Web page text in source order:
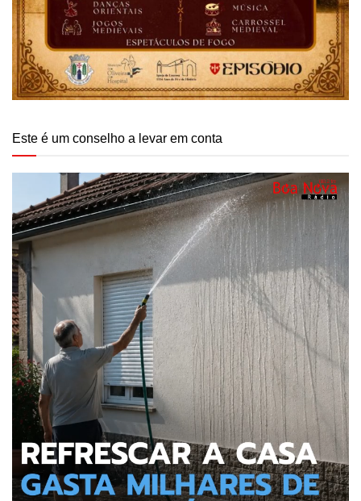
Este é um conselho a levar em conta